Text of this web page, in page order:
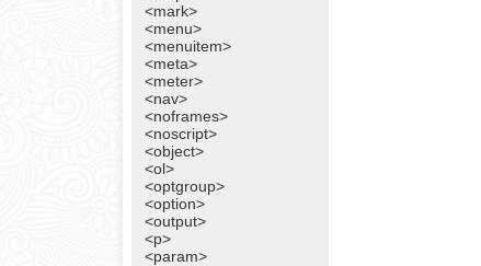
<mark>
<menu>
<menuitem>
<meta>
<meter>
<nav>
<noframes>
<noscript>
<object>
<ol>
<optgroup>
<option>
<output>
<p>
<param>